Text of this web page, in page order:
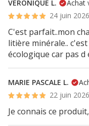
VERONIQUE L.
Achat
24 juin 2026
C'est parfait..mon
litière minérale..
écologique car pas
MARIE PASCALE L.
22 juin 2026
Je connais ce